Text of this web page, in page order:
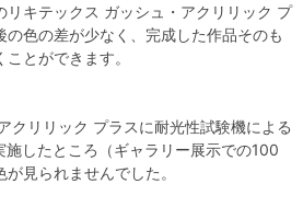
リキテックス ガッシュ・アクリリック プ
の色の差が少なく、完成した作品そのも
とができます。
クリリック プラスに耐光性試験機による
したところ（ギャラリー展示での100
見られませんでした。